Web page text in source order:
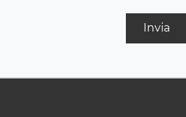
Invia